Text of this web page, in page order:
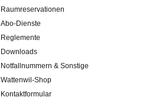
Raumreservationen
Abo-Dienste
Reglemente
Downloads
Notfallnummern & Sonstige
Wattenwil-Shop
Kontaktformular